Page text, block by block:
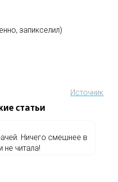
запикселил)
Источник
статьи
Ничего смешнее в
не читала!